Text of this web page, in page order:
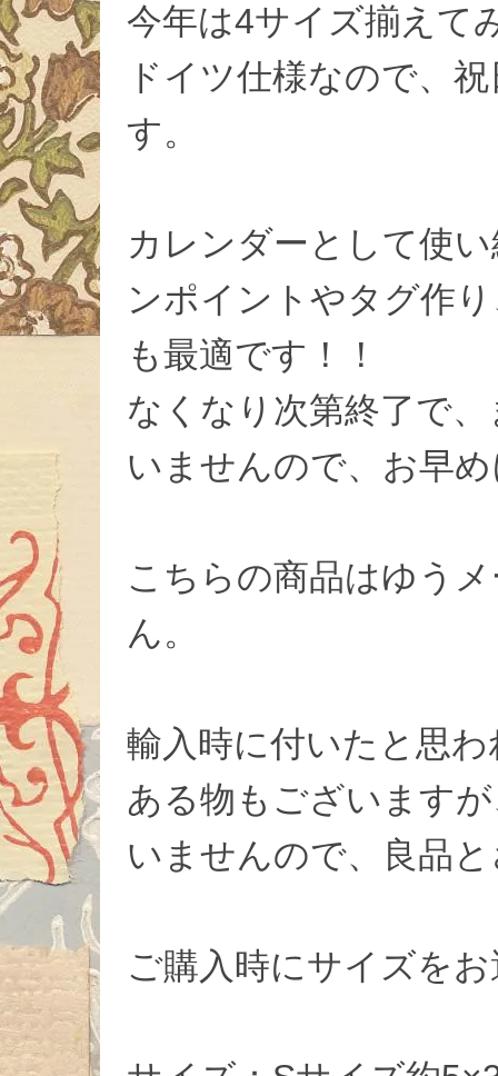
今年は4サイズ揃えて
ドイツ仕様なので、
す。
カレンダーとして使
ンポイントやタグ作
も最適です！！
なくなり次第終了で
いませんので、お早
こちらの商品はゆう
ん。
輸入時に付いたと思
ある物もございます
いませんので、良品
ご購入時にサイズを